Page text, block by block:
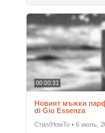
00:00:31
Новият мъжки
di Gio Essenza
Стил/HowTo • 6 июль,